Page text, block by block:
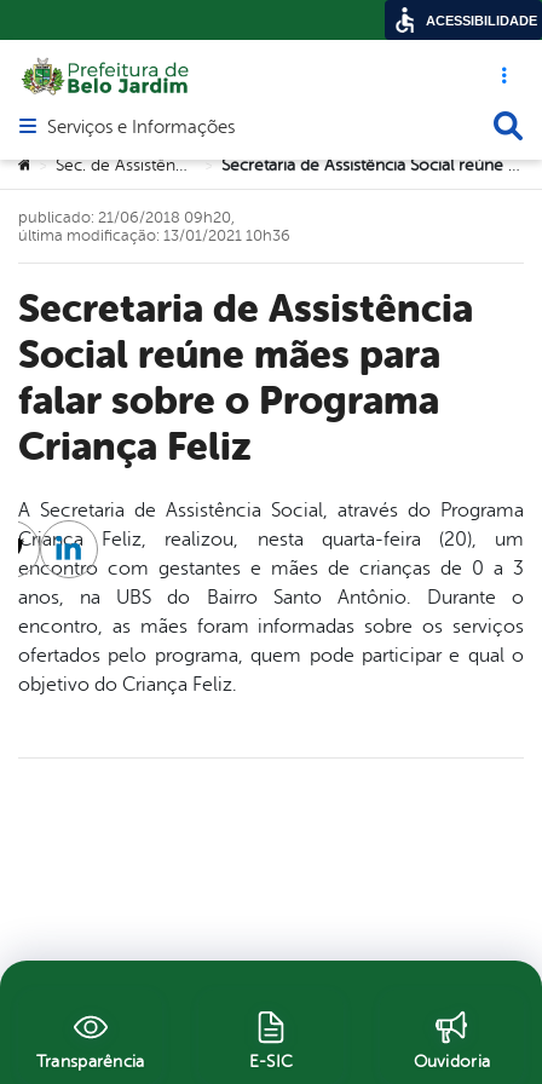
Acesso
Abrir menu principal de navegação
Serviços e Informações
Você está aqui:
> Sec. de Assistência Social > Secretaria de Assistência Social reúne mães para falar sobre o Programa Criança Feliz
Secretaria de Assistência
Social reúne mães para
falar sobre o Programa
Criança Feliz
publicado: 21/06/2018 09h20,
última modificação: 13/01/2021 10h36
A Secretaria de Assistência Social, através do Programa
Criança Feliz, realizou, nesta quarta-feira (20), um
encontro com gestantes e mães de crianças de 0 a 3
anos, na UBS do Bairro Santo Antônio. Durante o
encontro, as mães foram informadas sobre os serviços
ofertados pelo programa, quem pode participar e qual o
objetivo do Criança Feliz.
Twitter
Linkedin
Transparência E-SIC Ouvidoria
ACESSIBILIDADE